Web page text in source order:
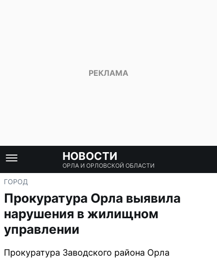
НОВОСТИ
ОРЛА И ОРЛОВСКОЙ ОБЛАСТИ
ГОРОД
Прокуратура Орла выявила
нарушения в жилищном
управлении
Прокуратура Заводского района Орла